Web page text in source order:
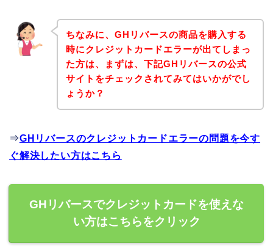
ちなみに、GHリバースの商品を購入する
時にクレジットカードエラーが出てしまっ
た方は、まずは、下記GHリバースの公式
サイトをチェックされてみてはいかがでし
ょうか？
⇒GHリバースのクレジットカードエラーの問題を今す
ぐ解決したい方はこちら
GHリバースでクレジットカードを使えな
い方はこちらをクリック